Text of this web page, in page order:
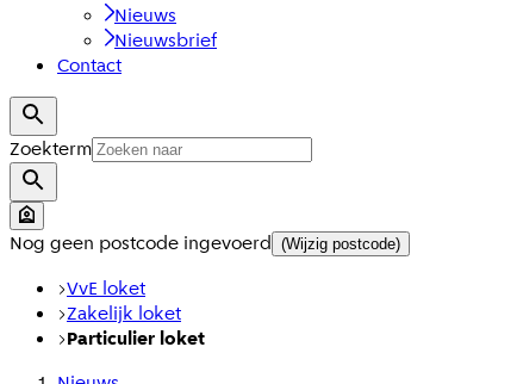
Nieuws
Nieuwsbrief
Contact
Zoekterm
Nog geen postcode ingevoerd (Wijzig postcode)
VvE loket
Zakelijk loket
Particulier loket